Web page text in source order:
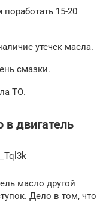
15-20
утечек масла.
смазки.
ТО.
двигатель
масло другой
Дело в том, что